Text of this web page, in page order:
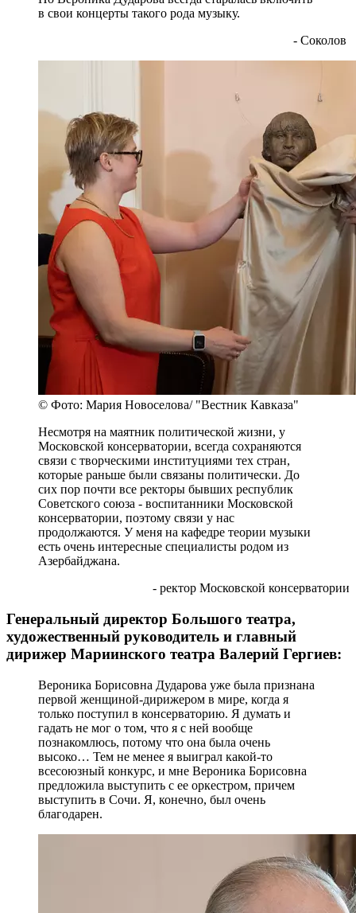
в свои концерты такого рода музыку.
- Соколов
© Фото: Мария Новоселова/ "Вестник Кавказа"
Несмотря на маятник политической жизни, у
Московской консерватории, всегда сохраняются
связи с творческими институциями тех стран,
которые раньше были связаны политически. До
сих пор почти все ректоры бывших республик
Советского союза - воспитанники Московской
консерватории, поэтому связи у нас
продолжаются. У меня на кафедре теории музыки
есть очень интересные специалисты родом из
Азербайджана.
- ректор Московской консерватории
Генеральный директор Большого театра,
художественный руководитель и главный
дирижер Мариинского театра Валерий Гергиев:
Вероника Борисовна Дударова уже была признана
первой женщиной-дирижером в мире, когда я
только поступил в консерваторию. Я думать и
гадать не мог о том, что я с ней вообще
познакомлюсь, потому что она была очень
высоко… Тем не менее я выиграл какой-то
всесоюзный конкурс, и мне Вероника Борисовна
предложила выступить с ее оркестром, причем
выступить в Сочи. Я, конечно, был очень
благодарен.